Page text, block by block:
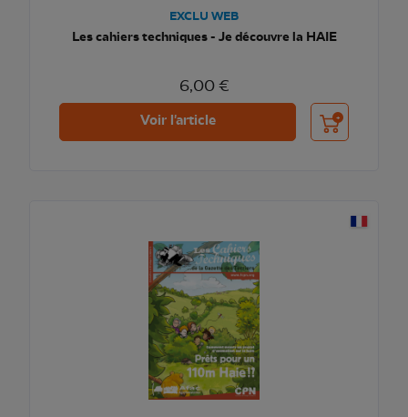
EXCLU WEB
Les cahiers techniques - Je découvre la HAIE
6,00 €
Voir l'article Ajouter au